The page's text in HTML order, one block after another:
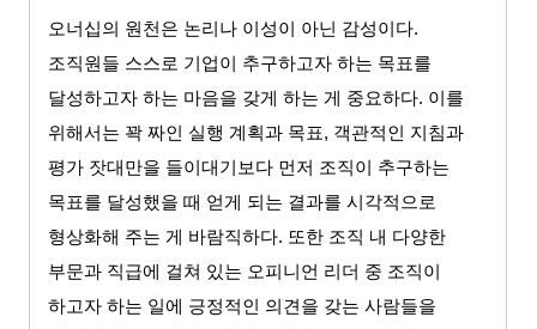
오너십의 원천은 논리나 이성이 아닌 감성이다.
조직원들 스스로 기업이 추구하고자 하는 목표를
달성하고자 하는 마음을 갖게 하는 게 중요하다. 이를
위해서는 꽉 짜인 실행 계획과 목표, 객관적인 지침과
평가 잣대만을 들이대기보다 먼저 조직이 추구하는
목표를 달성했을 때 얻게 되는 결과를 시각적으로
형상화해 주는 게 바람직하다. 또한 조직 내 다양한
부문과 직급에 걸쳐 있는 오피니언 리더 중 조직이
하고자 하는 일에 긍정적인 의견을 갖는 사람들을